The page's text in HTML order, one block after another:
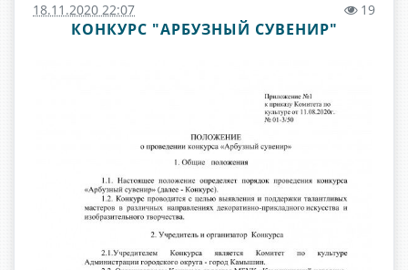
18.11.2020 22:07 19
КОНКУРС "АРБУЗНЫЙ СУВЕНИР"